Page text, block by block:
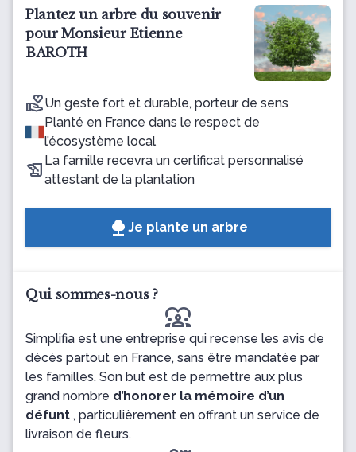
Plantez un arbre du souvenir
pour Monsieur Etienne
BAROTH
Un geste fort et durable, porteur de sens
Planté en France dans le respect de
l’écosystème local
La famille recevra un certificat personnalisé
attestant de la plantation
Je plante un arbre
Qui sommes-nous ?
diversity_1
Simplifia est une entreprise qui recense les avis de
décès partout en France, sans être mandatée par
les familles. Son but est de permettre aux plus
grand nombre d’honorer la mémoire d’un
défunt , particulièrement en offrant un service de
livraison de fleurs.